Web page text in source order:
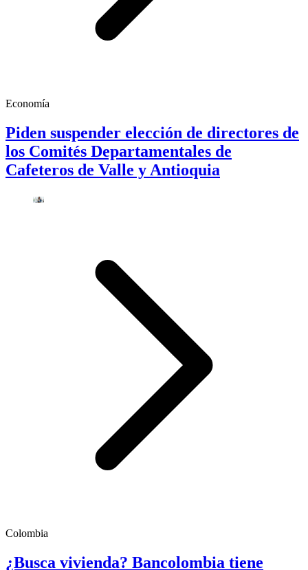
Economía
Piden suspender elección de directores de
los Comités Departamentales de
Cafeteros de Valle y Antioquia
Colombia
¿Busca vivienda? Bancolombia tiene